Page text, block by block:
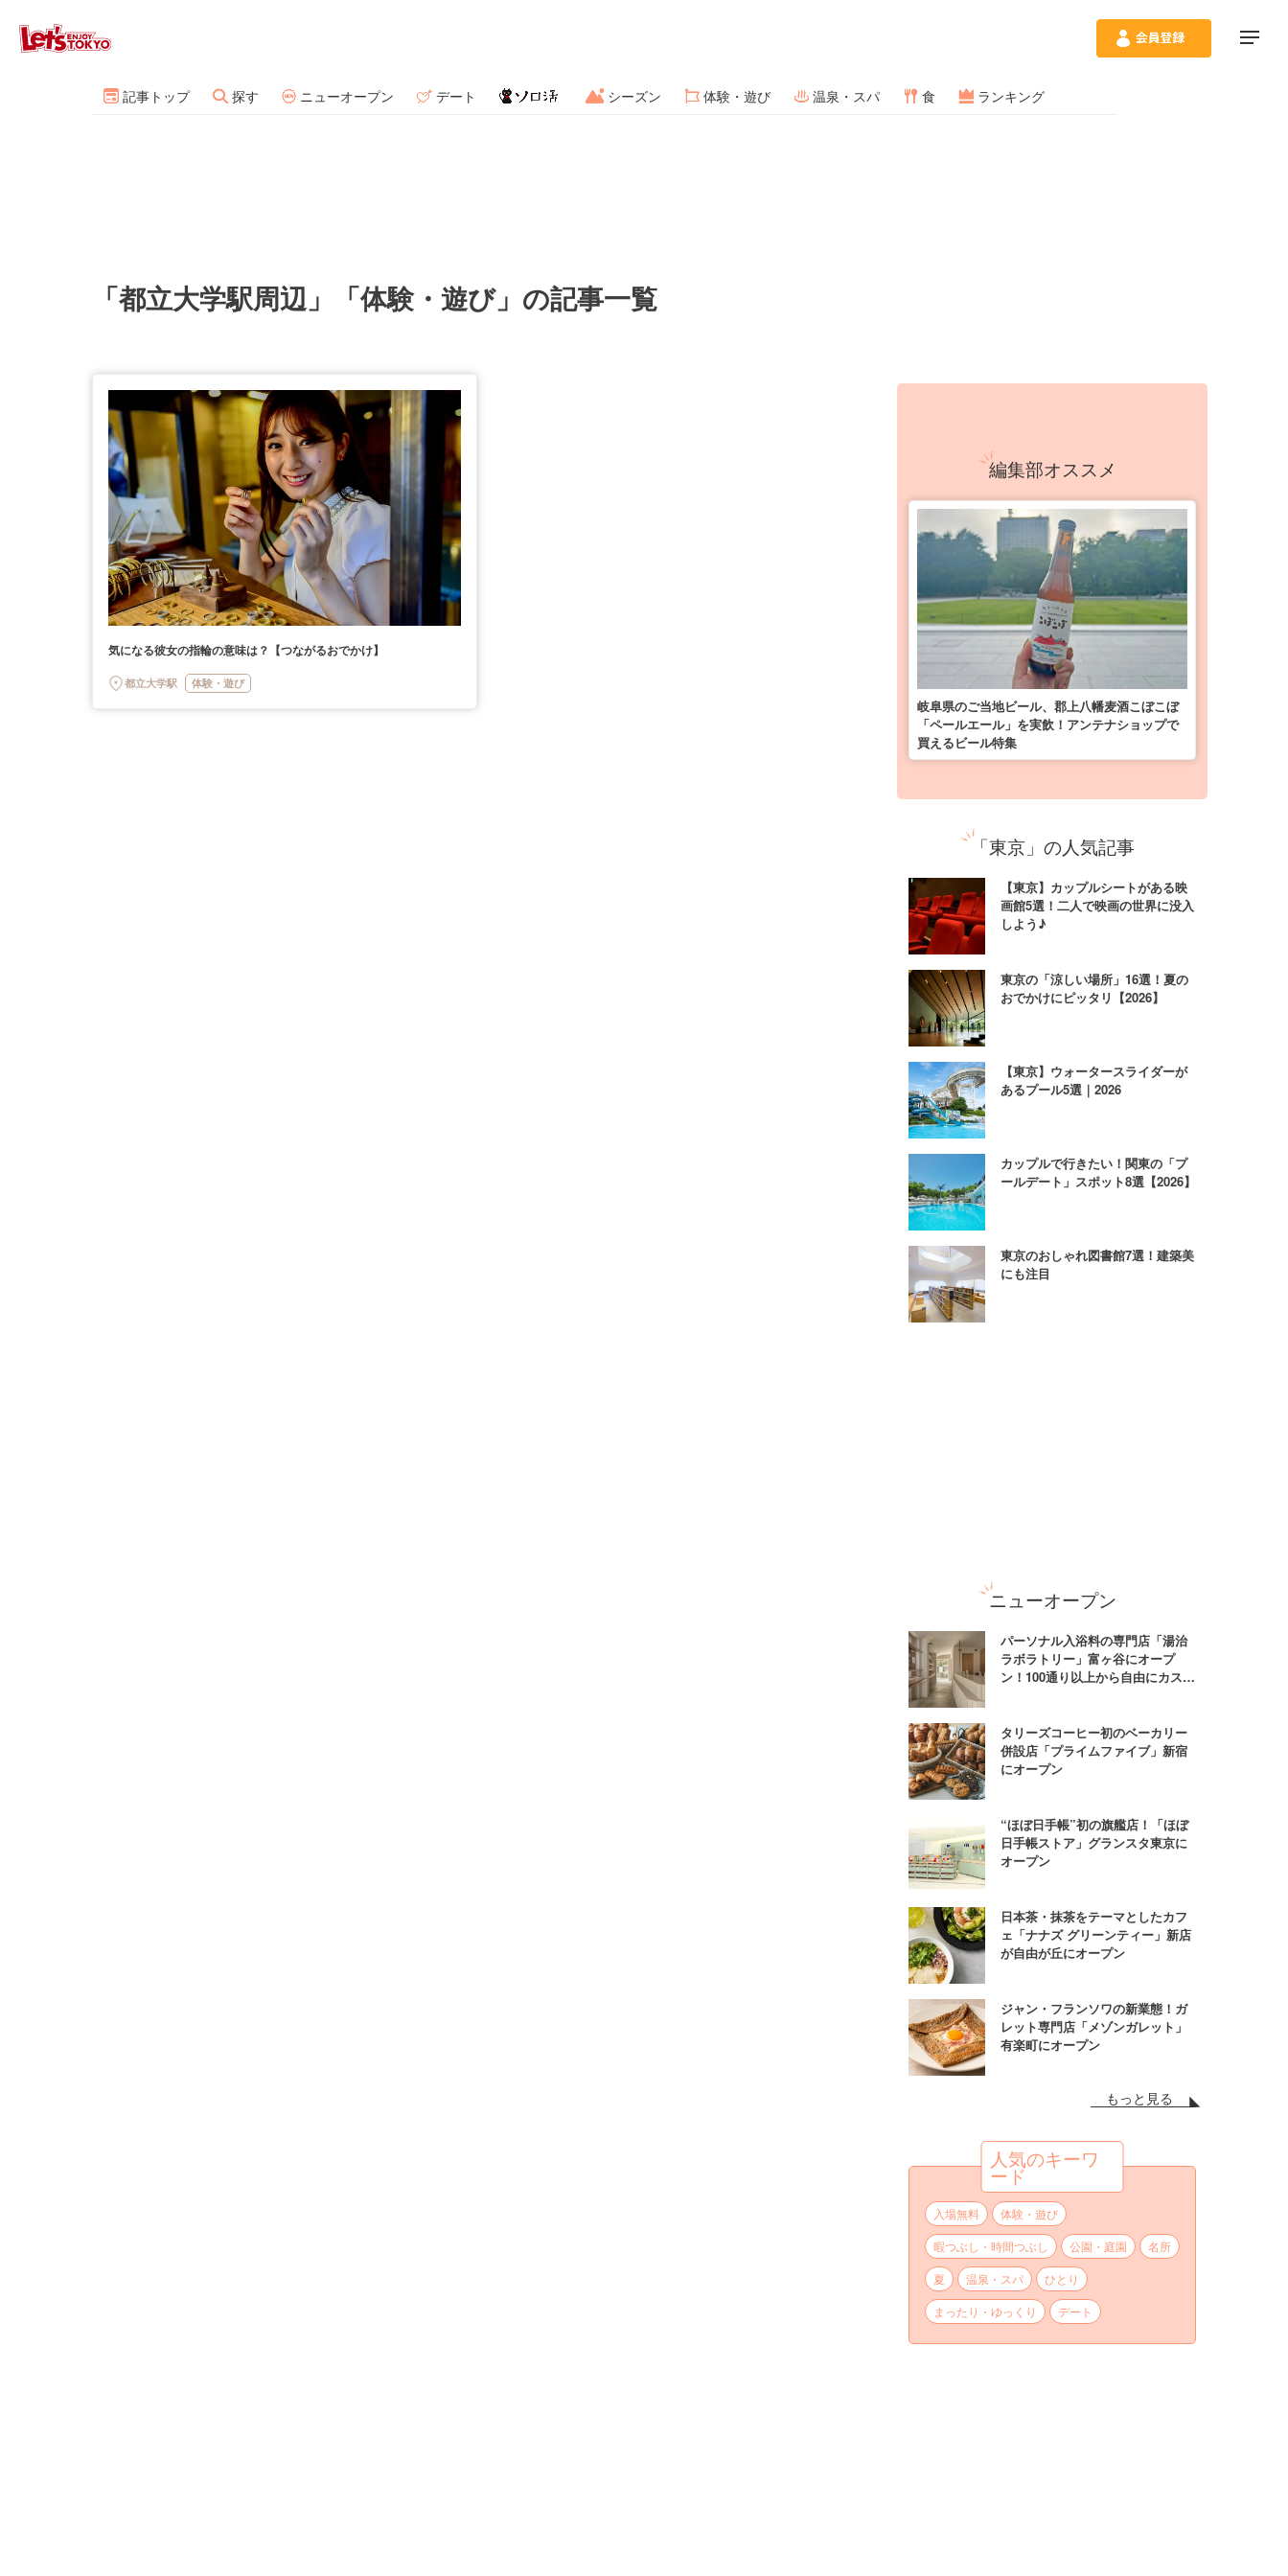
記事トップ 探す ニューオープン デート シーズン 体験・遊び 温泉・スパ 食 ランキング
「都立大学駅周辺」「体験・遊び」の記事一覧
気になる彼女の指輪の意味は？【つながるおでかけ】
都立大学駅 体験・遊び
編集部オススメ
岐阜県のご当地ビール、郡上八幡麦酒こぼこぼ
「ペールエール」を実飲！アンテナショップで
買えるビール特集
「東京」の人気記事
【東京】カップルシートがある映
画館5選！二人で映画の世界に没入
しよう♪
東京の「涼しい場所」16選！夏の
おでかけにピッタリ【2026】
【東京】ウォータースライダーが
あるプール5選｜2026
カップルで行きたい！関東の「プ
ールデート」スポット8選【2026】
東京のおしゃれ図書館7選！建築美
にも注目
ニューオープン
パーソナル入浴料の専門店「湯治
ラボラトリー」富ヶ谷にオープ
ン！100通り以上から自由にカスタ
タリーズコーヒー初のベーカリー
併設店「プライムファイブ」新宿
にオープン
“ほぼ日手帳”初の旗艦店！「ほぼ
日手帳ストア」グランスタ東京に
オープン
日本茶・抹茶をテーマとしたカフ
ェ「ナナズ グリーンティー」新店
が自由が丘にオープン
ジャン・フランソワの新業態！ガ
レット専門店「メゾンガレット」
有楽町にオープン
もっと見る
人気のキーワ
ード
入場無料
体験・遊び
暇つぶし・時間つぶし
公園・庭園
名所
夏
温泉・スパ
ひとり
まったり・ゆっくり
デート